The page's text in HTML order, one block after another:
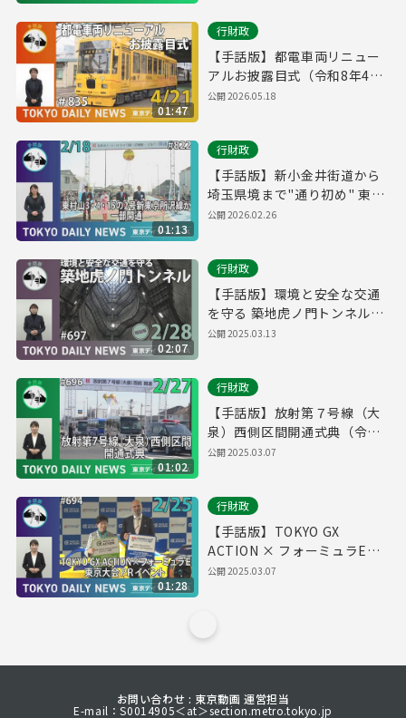
01:47
行財政
【手話版】都電車両リニュー
アルお披露目式（令和8年4月
21日 東京デイリーニュース
公開2026.05.18
01:13
行財政
【手話版】新小金井街道から
埼玉県境まで"通り初め" 東村
山3・4・15の2号新東京所沢
No.822）
公開2026.02.26
02:07
行財政
【手話版】環境と安全な交通
を守る 築地虎ノ門トンネル
（令和7年2月28日 東京デイリ
公開2025.03.13
01:02
行財政
【手話版】放射第７号線（大
泉）西側区間開通式典（令和7
年2月27日 東京デイリーニュ
公開2025.03.07
01:28
行財政
【手話版】TOKYO GX
ACTION × フォーミュラE東
京大会PRイベント（令和7年2
公開2025.03.07
お問い合わせ : 東京動画 運営担当
E-mail：S0014905＜at＞section.metro.tokyo.jp